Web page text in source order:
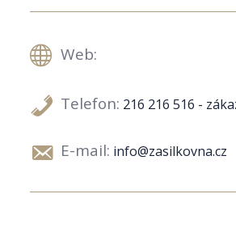
Web:
Telefon: 216 216 516 -
E-mail: info@zasilkovna.cz